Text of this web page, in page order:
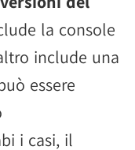
la console
include una
essere
i casi, il